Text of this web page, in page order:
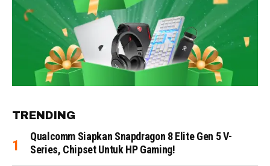
TRENDING
Qualcomm Siapkan Snapdragon 8 Elite Gen 5 V-
Series, Chipset Untuk HP Gaming!